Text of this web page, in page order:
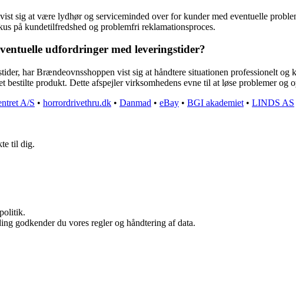
sig at være lydhør og serviceminded over for kunder med eventuelle
på kundetilfredshed og problemfri reklamationsproces.
udfordringer med leveringstider?
har Brændeovnsshoppen vist sig at håndtere situationen professionelt
bestilte produkt. Dette afspejler virksomhedens evne til at løse problemer og
A/S • horrordrivethru.dk • Danmad • eBay • BGI akademiet • LINDS AS
til dig.
godkender du vores regler og håndtering af data.